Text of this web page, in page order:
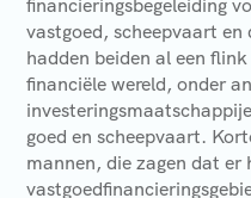
financieringsbegeleiding
vastgoed, scheepvaart
hadden beiden al een
financiële wereld, onder
goed en scheepvaart.
mannen, die zagen dat er